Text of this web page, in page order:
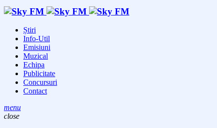
Știri
Info-Util
Emisiuni
Muzical
Echipa
Publicitate
Concursuri
Contact
menu
close